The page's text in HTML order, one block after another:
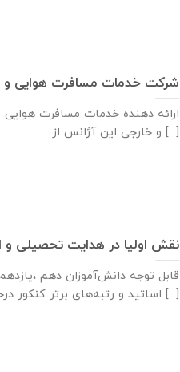
شرکت خدمات مسافرت هوایی و
و خارجی این آژانس از [...]
نقش اولیا در هدایت تحصیلی و
قابل توجه دانش‌آموزان دهم
اساتید و رتبه‌های برتر کنکور درحال [...]